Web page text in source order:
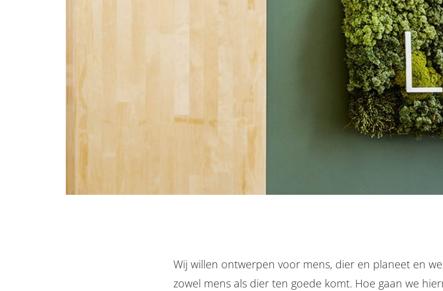
Wij willen ontwerpen voor mens, dier en planeet en
zowel mens als dier ten goede komt. Hoe gaan we